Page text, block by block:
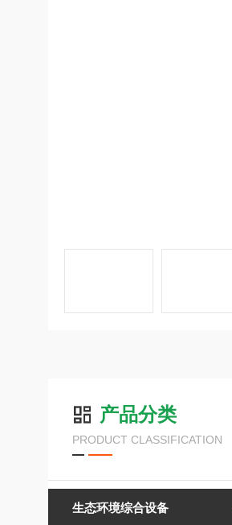
产品分类
PRODUCT CLASSIFICATION
生态环境综合设备